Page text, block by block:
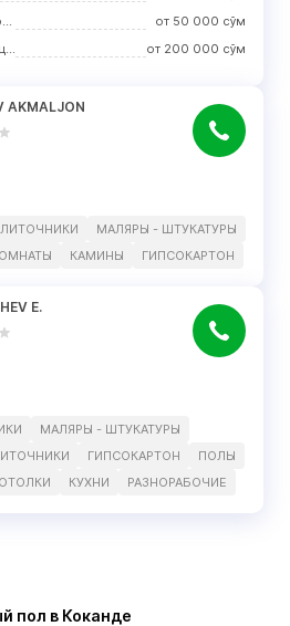
Электромонтажные работы
от 50 000 сўм
Нужна консультация специалиста
от 200 000 сўм
AKMALJON
МАЛЯРЫ - ШТУКАТУРЫ
КАМИНЫ ГИПСОКАРТОН
E.
МАЛЯРЫ - ШТУКАТУРЫ
ГИПСОКАРТОН
ПОЛЫ
КУХНИ РАЗНОРАБОЧИЕ
пол в Коканде